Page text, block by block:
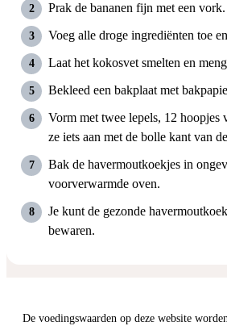
Prak de bananen fijn met een vork.
Voeg alle droge ingrediënten toe
Laat het kokosvet smelten en
Bekleed een bakplaat met
Vorm met twee lepels, 12 hoopjes
ze iets aan met de bolle kant van
Bak de havermoutkoekjes in
voorverwarmde oven.
Je kunt de gezonde
bewaren.
De voedingswaarden op deze website worden automatisch berekend en dienen daarom